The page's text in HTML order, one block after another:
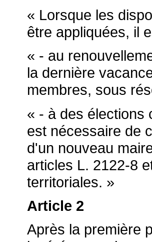
« Lorsque les
être appliquées, il
« - au
la dernière
membres, sous
« - à des élections
est nécessaire de
d'un nouveau
articles L. 2122-8
territoriales. »
Article 2
Après la première